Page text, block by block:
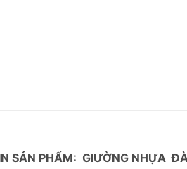
SẢN PHẨM: GIƯỜNG NHỰA